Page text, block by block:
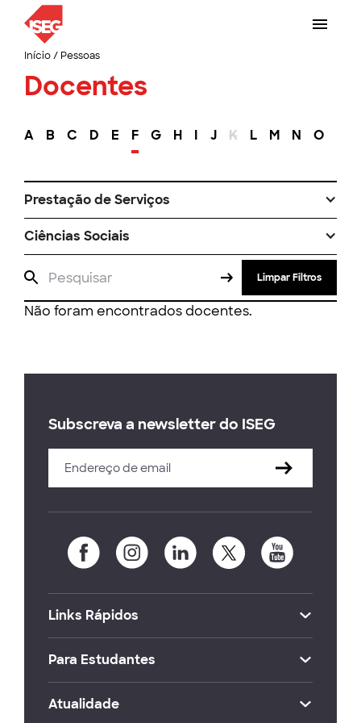
Início/ Pessoas
Docentes
A B C D E F G H I J K L M N O
Prestação de Serviços
Ciências Sociais
Limpar Filtros
Não foram encontrados docentes.
Subscreva a newsletter do ISEG
Links Rápidos
Para Estudantes
Atualidade